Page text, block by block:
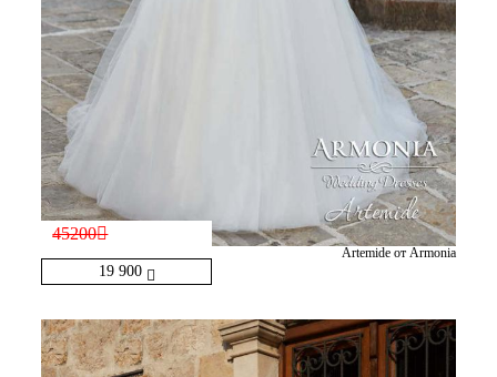
19 900
45200
Artemide от Armonia